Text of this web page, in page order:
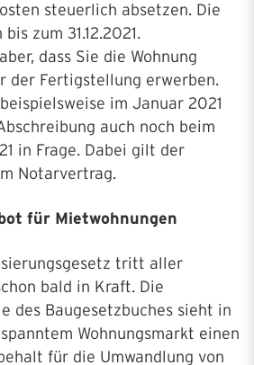
steuerlich absetzen. Die
zum 31.12.2021.
dass Sie die Wohnung
der Fertigstellung erwerben.
im Januar 2021
auch noch beim
in Frage. Dabei gilt der
Notarvertrag.
für Mietwohnungen
tritt aller
bald in Kraft. Die
des Baugesetzbuches sieht in
Wohnungsmarkt einen
für die Umwandlung von